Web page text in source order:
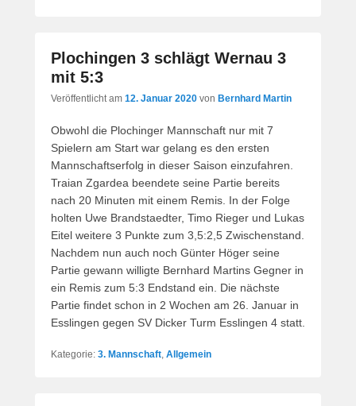
Plochingen 3 schlägt Wernau 3
mit 5:3
Veröffentlicht am 12. Januar 2020 von Bernhard Martin
Obwohl die Plochinger Mannschaft nur mit 7
Spielern am Start war gelang es den ersten
Mannschaftserfolg in dieser Saison einzufahren.
Traian Zgardea beendete seine Partie bereits
nach 20 Minuten mit einem Remis. In der Folge
holten Uwe Brandstaedter, Timo Rieger und Lukas
Eitel weitere 3 Punkte zum 3,5:2,5 Zwischenstand.
Nachdem nun auch noch Günter Höger seine
Partie gewann willigte Bernhard Martins Gegner in
ein Remis zum 5:3 Endstand ein. Die nächste
Partie findet schon in 2 Wochen am 26. Januar in
Esslingen gegen SV Dicker Turm Esslingen 4 statt.
Kategorie: 3. Mannschaft, Allgemein